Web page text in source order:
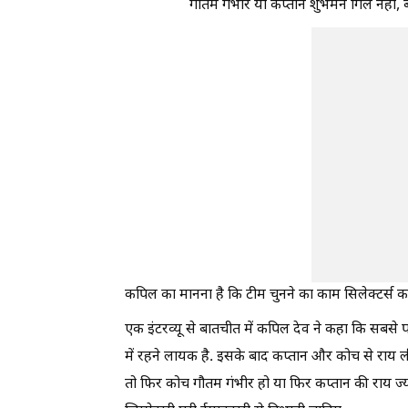
गौतम गंभीर या कप्तान शुभमन गिल
कपिल का मानना है कि टीम चुनने का काम सिलेक्टर्स
एक इंटरव्यू से बातचीत में कपिल देव ने कहा कि सबसे
में रहने लायक है. इसके बाद कप्तान और कोच से राय
तो फिर कोच गौतम गंभीर हो या फिर कप्तान की राय